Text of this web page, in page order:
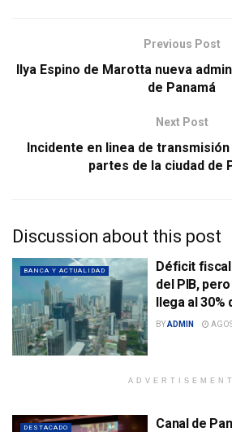
Previous Post
Ilya Espino de Marotta nueva
de Panamá
Next Post
Incidente en linea de
partes de la ciudad de
Discussion about this post
BANCA Y ACTUALIDAD
Déficit fiscal
del PIB,
llega al
BYADMIN
ADVERTISEMENT
DESTACADO
Canal de